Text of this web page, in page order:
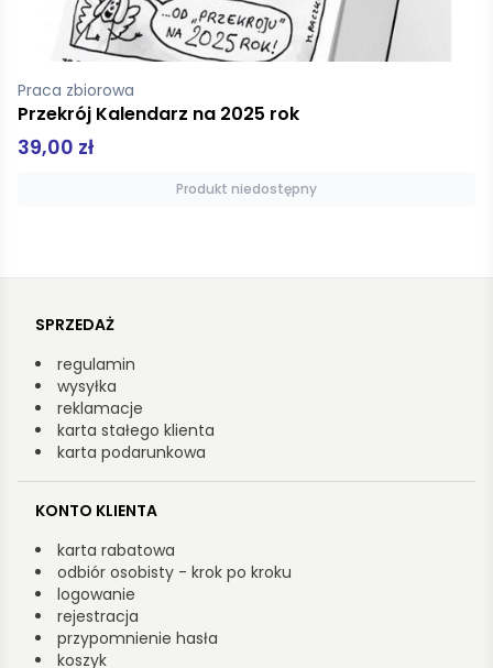
Rijckenborgh van Jan
Alchemiczne Gody Chrystiana Różokrzyża Tom 2
52,50 zł
Dodaj do koszyka
SPRZEDAŻ
regulamin
wysyłka
reklamacje
karta stałego klienta
karta podarunkowa
KONTO KLIENTA
karta rabatowa
odbiór osobisty - krok po kroku
logowanie
rejestracja
przypomnienie hasła
koszyk